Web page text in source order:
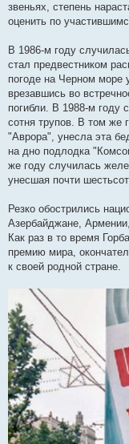
звеньях, степень
оценить по
В 1986-м году
стал предвестником
погоде на Черном море
врезавшись во
погибли. В 1988-м году
сотня трупов. В том же
"Аврора", унесла эта
на дно подлодка
же году случилась
унесшая почти
Резко обострились
Азербайджане,
Как раз в то время
премию мира,
к своей родной стране.